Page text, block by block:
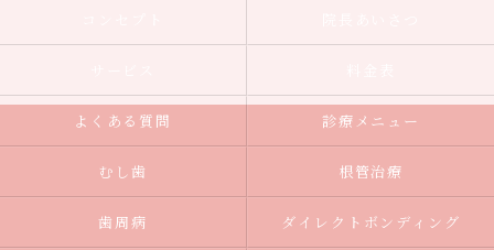
よくある質問 診療メニュー
むし歯 根管治療
歯周病 ダイレクトボンディング